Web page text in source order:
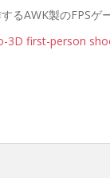
るAWK製のFPSゲ
3D first-person